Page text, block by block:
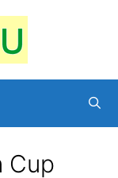
Cup